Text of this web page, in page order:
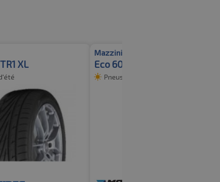
XL
Mazzini
Eco 607 XL
Pneus d'été